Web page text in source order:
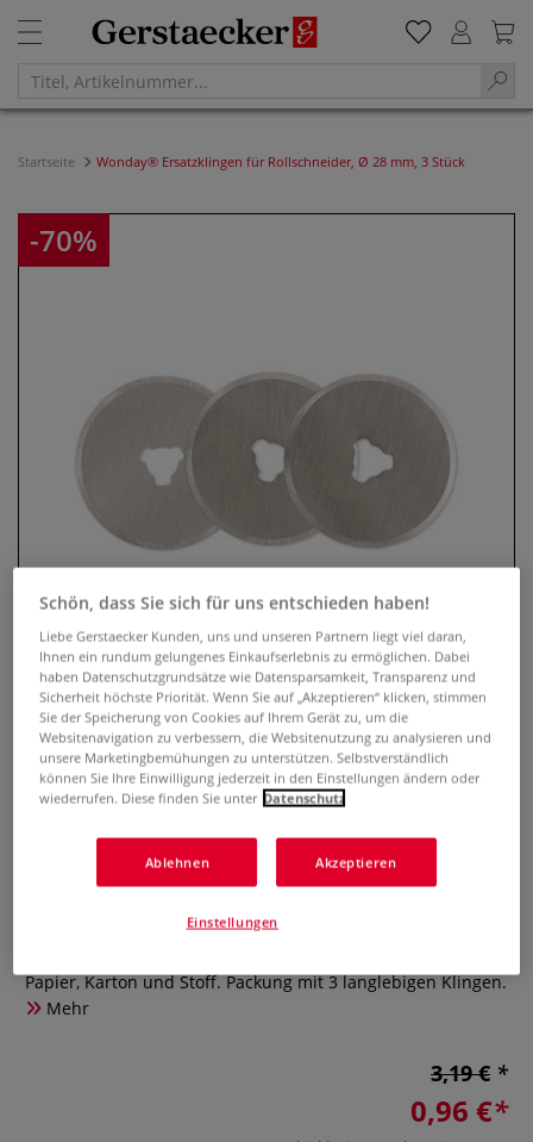
Startseite Wonday® Ersatzklingen für Rollschneider, Ø 28 mm, 3 Stück
-70%
Wonday® Ersatzklingen für
Rollschneider, Ø 28 mm, 3 Stück
0 Bewertungen
Hochwertige Ersatzklingen für den Wonday® Rollschneider
Papier, Karton und Stoff. Packung mit 3 langlebigen Klingen.
Mehr
3,19 €
0,96 €
Schön, dass Sie sich für uns entschieden haben!
Liebe Gerstaecker Kunden, uns und unseren Partnern liegt viel daran,
Ihnen ein rundum gelungenes Einkaufserlebnis zu ermöglichen. Dabei
haben Datenschutzgrundsätze wie Datensparsamkeit, Transparenz und
Sicherheit höchste Priorität. Wenn Sie auf „Akzeptieren“ klicken, stimmen
Sie der Speicherung von Cookies auf Ihrem Gerät zu, um die
Websitenavigation zu verbessern, die Websitenutzung zu analysieren und
unsere Marketingbemühungen zu unterstützen. Selbstverständlich
können Sie Ihre Einwilligung jederzeit in den Einstellungen ändern oder
wiederrufen. Diese finden Sie unter Datenschutz
Ablehnen Akzeptieren
Einstellungen